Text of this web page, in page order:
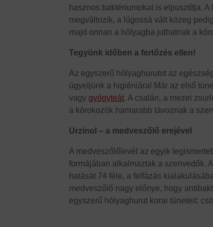
hasznos baktériumokat is elpusztítja.
megváltozik, a lúgossá vált közeg
majd onnan a hólyagba juthatnak a
Tegyünk időben a fertőzés ellen!
Az egyszerű hólyaghurutot az
ügyeljünk a higiéniára! Már az első
vagy gyógyteát. A csalán, a mezei
a kórokozók hamarabb távoznak a
Urzinol – a medveszőlő erejével
A medveszőlőlevél az egyik
formájában alkalmaztak a szenvedők.
hatását 74 féle, a felfázás
medveszőlő nagy előnye, hogy
egyszerű hólyaghurut korai tüneteit: